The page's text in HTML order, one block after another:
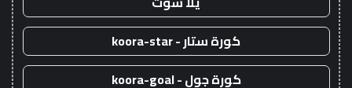
كورة ستار - koora-star
كورة جول - koora-goal